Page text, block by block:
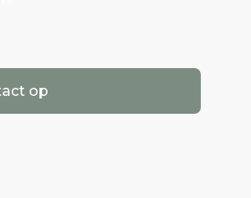
op